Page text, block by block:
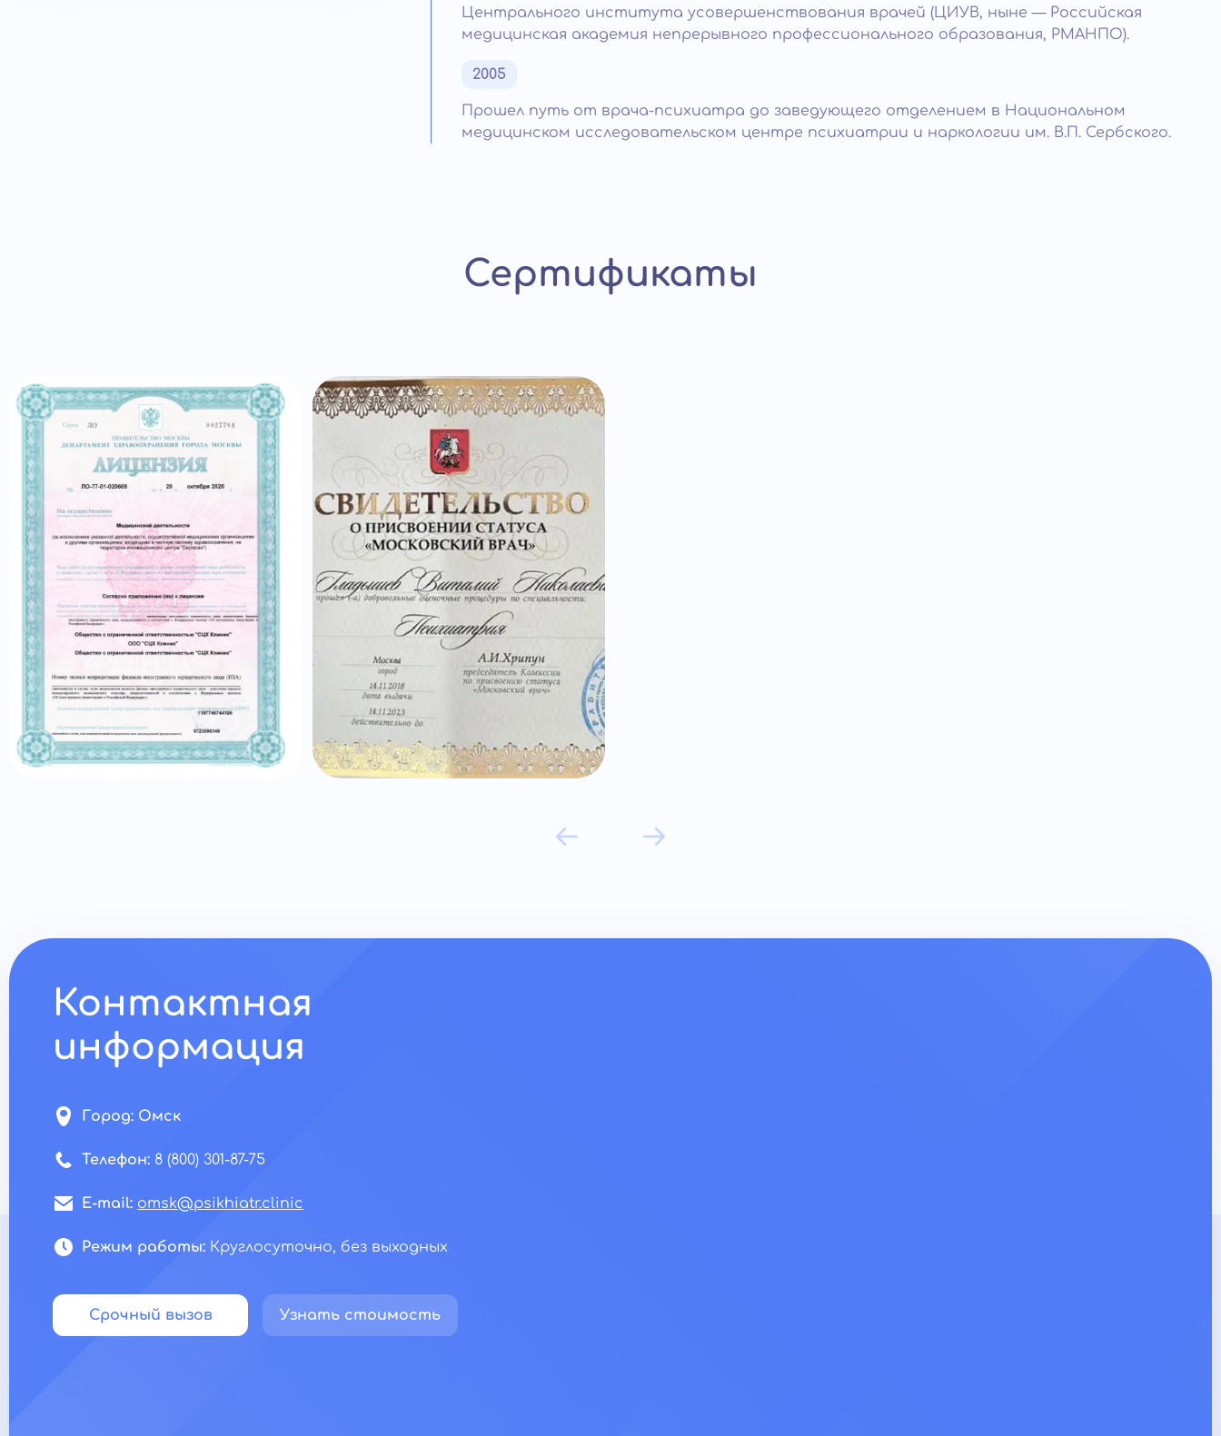
Центрального института усовершенствования врачей (ЦИУВ, ныне — Российская
медицинская академия непрерывного профессионального образования, РМАНПО).
2005
Прошел путь от врача-психиатра до заведующего отделением в Национальном
медицинском исследовательском центре психиатрии и наркологии им. В.П. Сербского.
Сертификаты
Контактная
информация
Город: Омск
Телефон: 8 (800) 301-87-75
E-mail: omsk@psikhiatr.clinic
Режим работы: Круглосуточно, без выходных
Срочный вызов Узнать стоимость